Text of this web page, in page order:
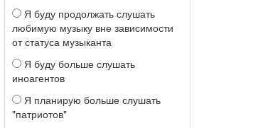
Я буду продолжать слушать
любимую музыку вне зависимости
от статуса музыканта
Я буду больше слушать
иноагентов
Я планирую больше слушать
"патриотов"